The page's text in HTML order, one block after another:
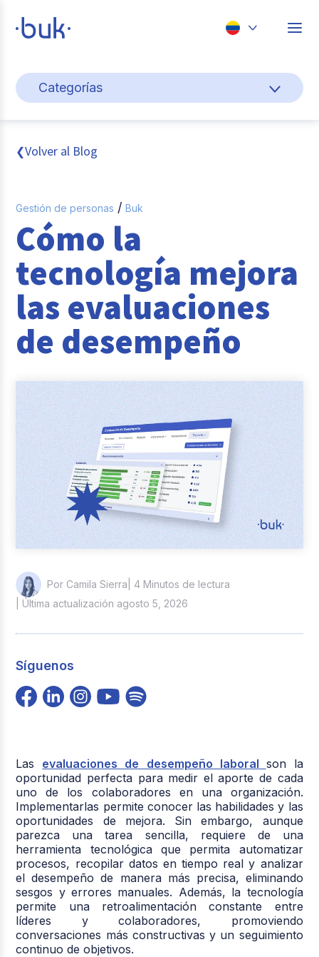
Perú
Categorías
Cultura y bienestar laboral
Gestión de personas
Pago de nómina
Buk
Transformación digital
Tendencias y Data
Reclutamiento y Selección
Columna del Experto
Entrevistas
❮Volver al Blog
Gestión de personas /Buk
Cómo la
tecnología mejora
las evaluaciones
de desempeño
Por Camila Sierra | 4 Minutos de lectura
| Última actualización agosto 5, 2026
Síguenos
Las evaluaciones de desempeño laboral son la
oportunidad perfecta para medir el aporte de cada
uno de los colaboradores en una organización.
Implementarlas permite conocer las habilidades y las
oportunidades de mejora. Sin embargo, aunque
parezca una tarea sencilla, requiere de una
herramienta tecnológica que permita automatizar
procesos, recopilar datos en tiempo real y analizar
el desempeño de manera más precisa, eliminando
sesgos y errores manuales. Además, la tecnología
permite una retroalimentación constante entre
líderes y colaboradores, promoviendo
conversaciones más constructivas y un seguimiento
continuo de objetivos.